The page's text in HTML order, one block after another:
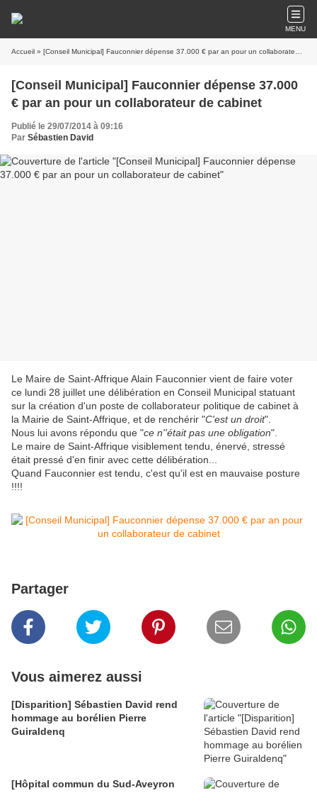
MENU
Accueil » [Conseil Municipal] Fauconnier dépense 37.000 € par an pour un collaborateur de cabinet
[Conseil Municipal] Fauconnier dépense 37.000
€ par an pour un collaborateur de cabinet
Publié le 29/07/2014 à 09:16
Par Sébastien David
Le Maire de Saint-Affrique Alain Fauconnier vient de faire voter
ce lundi 28 juillet une délibération en Conseil Municipal statuant
sur la création d'un poste de collaborateur politique de cabinet à
la Mairie de Saint-Affrique, et de renchérir "C'est un droit".
Nous lui avons répondu que "ce n''était pas une obligation".
Le maire de Saint-Affrique visiblement tendu, énervé, stressé
était pressé d'en finir avec cette délibération...
Quand Fauconnier est tendu, c'est qu'il est en mauvaise posture
!!!!
Partager
Vous aimerez aussi
[Disparition] Sébastien David rend
hommage au borélien Pierre
Guiraldenq
[Hôpital commun du Sud-Aveyron